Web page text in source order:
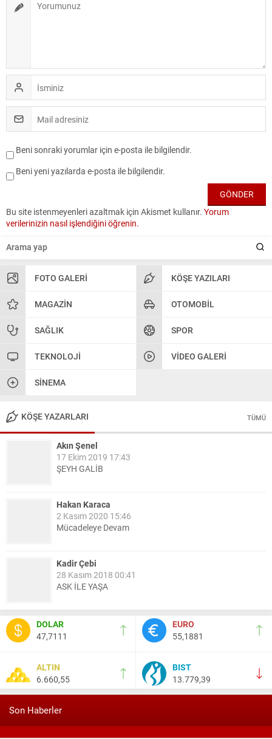
FOTO GALERI KÖŞE YAZILARI
MAGAZIN OTOMOBIL
SAĞLIK SPOR
TEKNOLOJI VIDEO GALERI
SINEMA
KÖŞE YAZARLARI TÜMÜ
Akın Şenel
17 Ekim 2019 17:43
ŞEYH GALİB
Hakan Karaca
2 Kasım 2020 15:46
Mücadeleye Devam
Kadir Çebi
28 Kasım 2018 00:41
ASK İLE YAŞA
Nail Kazanç
10 Mart 2023 21:36
HAYDİ TEKİRDAĞ MAÇA !!!!
Salih Canikli
5 Kasım 2024 19:54
ZİYARETİ.
DOLAR
47,7111
EURO
55,1881
ALTIN
6.660,55
BIST
13.779,39
Son Haberler
Beni sonraki yorumlar için e-posta ile bilgilendir.
Beni yeni yazılarda e-posta ile bilgilendir.
Bu site istenmeyenleri azaltmak için Akismet kullanır. Yorum
verilerinizin nasıl işlendiğini öğrenin.